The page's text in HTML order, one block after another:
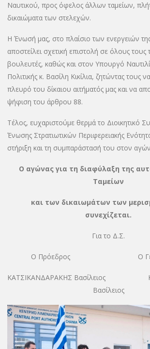
Ναυτικού, προς όφελος άλλων ταμείων,
δικαιώματα των στελεχών.
Η Ένωσή μας, στο πλαίσιο των ενεργειών
αποστείλει σχετική επιστολή σε όλους τους
βουλευτές, καθώς και στον Υπουργό
Πολιτικής κ. Βασίλη Κικίλια, ζητώντας τους
πλευρό του δίκαιου αιτήματός μας και να
ψήφιση του άρθρου 88.
Τέλος, ευχαριστούμε θερμά το Διοικητικό
Ένωσης Στρατιωτικών Περιφερειακής
στήριξη και τη συμπαράστασή του στον
Ο αγώνας για τη διαφύλαξη της
Ταμείων
και των δικαιωμάτων των
συνεχίζεται.
Για το Δ.Σ.
Ο Πρόεδρος Ο Γενικός
ΚΑΤΣΙΚΑΝΔΑΡΑΚΗΣ Βασίλειος
Βασίλειος